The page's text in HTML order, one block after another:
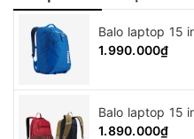
Balo laptop 15
1.990.000₫
1.890.000₫